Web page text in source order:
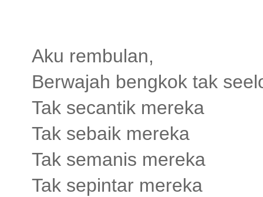
Aku rembulan,
Berwajah bengkok tak
Tak secantik mereka
Tak sebaik mereka
Tak semanis mereka
Tak sepintar mereka